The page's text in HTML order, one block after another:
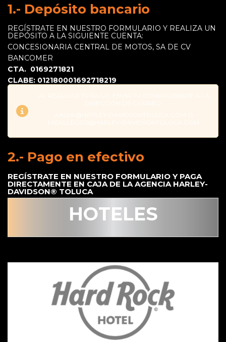
1.- Depósito bancario
REGÍSTRATE EN NUESTRO FORMULARIO Y REALIZA UN
DEPÓSITO A LA SIGUIENTE CUENTA:
CONCESIONARIA CENTRAL DE MOTOS, SA DE CV
BANCOMER
CTA. 0169271821
CLABE: 012180001692718219
2.- Pago en efectivo
REGÍSTRATE EN NUESTRO FORMULARIO Y PAGA
DIRECTAMENTE EN CAJA DE LA AGENCIA HARLEY-
DAVIDSON® TOLUCA
HOTELES